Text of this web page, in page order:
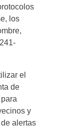
los
el
de
y
alertas